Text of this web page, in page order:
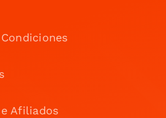
Afiliados